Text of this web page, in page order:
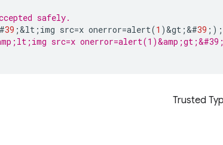
safely.
#39 ;&lt ; img src=x onerror=alert(1 )&gt ;&#39 ;);
src=x onerror=alert(1)&amp;gt;&#39;